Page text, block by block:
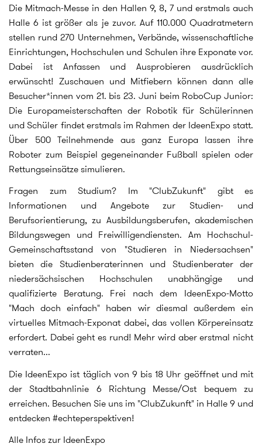
Die Mitmach-Messe in den Hallen 9, 8, 7 und erstmals auch
Halle 6 ist größer als je zuvor. Auf 110.000 Quadratmetern
stellen rund 270 Unternehmen, Verbände, wissenschaftliche
Einrichtungen, Hochschulen und Schulen ihre Exponate vor.
Dabei ist Anfassen und Ausprobieren ausdrücklich
erwünscht! Zuschauen und Mitfiebern können dann alle
Besucher*innen vom 21. bis 23. Juni beim RoboCup Junior:
Die Europameisterschaften der Robotik für Schülerinnen
und Schüler findet erstmals im Rahmen der IdeenExpo statt.
Über 500 Teilnehmende aus ganz Europa lassen ihre
Roboter zum Beispiel gegeneinander Fußball spielen oder
Rettungseinsätze simulieren.
Fragen zum Studium? Im "ClubZukunft" gibt es
Informationen und Angebote zur Studien- und
Berufsorientierung, zu Ausbildungsberufen, akademischen
Bildungswegen und Freiwilligendiensten. Am Hochschul-
Gemeinschaftsstand von "Studieren in Niedersachsen"
bieten die Studienberaterinnen und Studienberater der
niedersächsischen Hochschulen unabhängige und
qualifizierte Beratung. Frei nach dem IdeenExpo-Motto
"Mach doch einfach" haben wir diesmal außerdem ein
virtuelles Mitmach-Exponat dabei, das vollen Körpereinsatz
erfordert. Dabei geht es rund! Mehr wird aber erstmal nicht
verraten...
Die IdeenExpo ist täglich von 9 bis 18 Uhr geöffnet und mit
der Stadtbahnlinie 6 Richtung Messe/Ost bequem zu
erreichen. Besuchen Sie uns im "ClubZukunft" in Halle 9 und
entdecken #echteperspektiven!
Alle Infos zur IdeenExpo